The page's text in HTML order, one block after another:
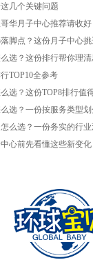
几个关键问题
华月子中心推荐请收好
脚点？这份月子中心
选？这份排行帮你理
TOP10全参考
选？这份TOP8排行值
选？一份按服务类型
么选？一份务实的行
心前先看懂这些新变化